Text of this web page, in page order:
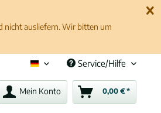
nicht ausliefern. Wir bitten um
Deutsch (de)
Service/Hilfe
Mein Konto 0,00 € *